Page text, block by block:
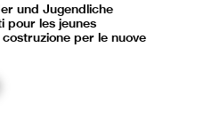
und Jugendliche
pour les jeunes
per le nuove